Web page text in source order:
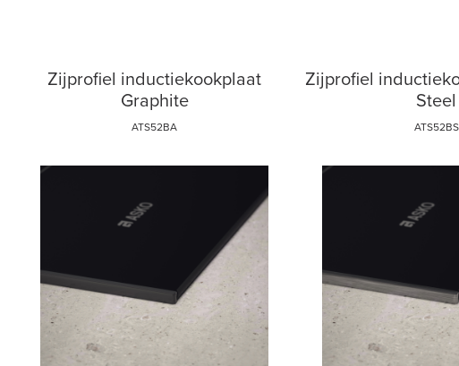
Zijprofiel inductiekookplaat
Graphite
ATS52BA
Zijprofiel
Steel
ATS52BS